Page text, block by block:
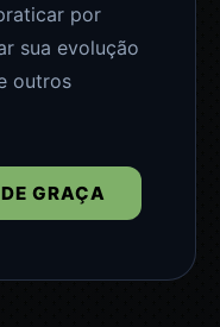
por
sua evolução
outros
GRAÇA